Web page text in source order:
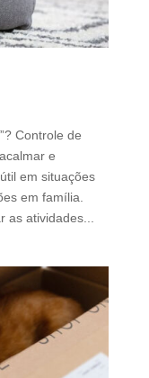
Controle de
e
em situações
em família.
as atividades...